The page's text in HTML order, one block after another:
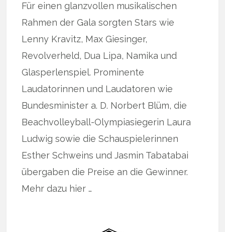
Für einen glanzvollen musikalischen
Rahmen der Gala sorgten Stars wie
Lenny Kravitz, Max Giesinger,
Revolverheld, Dua Lipa, Namika und
Glasperlenspiel. Prominente
Laudatorinnen und Laudatoren wie
Bundesminister a. D. Norbert Blüm, die
Beachvolleyball-Olympiasiegerin Laura
Ludwig sowie die Schauspielerinnen
Esther Schweins und Jasmin Tabatabai
übergaben die Preise an die Gewinner.
Mehr dazu hier …